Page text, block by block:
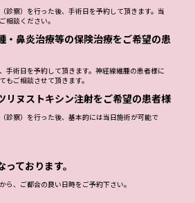
診察）を行った後、手術日を予約して頂きます。当
相談ください。
鼻炎治療等の保険治療をご希望の患
手術日を予約して頂きます。神経線維腫の患者様に
もご相談させて頂きます。
ヌストキシン注射をご希望の患者様
診察）を行った後、基本的には当日施術が可能で
ております。
ら、ご都合の良い日時をご予約下さい。